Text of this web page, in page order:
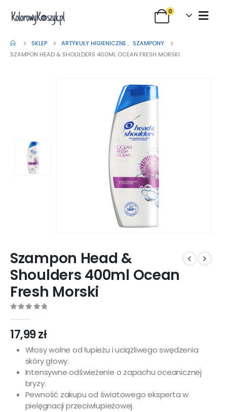
0
SKLEP ARTYKUŁY HIGIENICZNE , SZAMPONY
SZAMPON HEAD & SHOULDERS 400ML OCEAN FRESH MORSKI
Szampon Head &
Shoulders 400ml Ocean
Fresh Morski
17,99zł
Włosy wolne od łupieżu i uciążliwego swędzenia
skóry głowy.
Intensywne odświeżenie o zapachu oceanicznej
bryzy.
Pewność zakupu od światowego eksperta w
pielęgnacji przeciwłupieżowej.